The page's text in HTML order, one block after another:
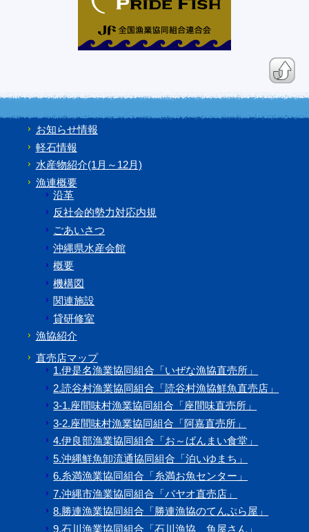
お知らせ情報
軽石情報
水産物紹介(1月～12月)
漁連概要
沿革
反社会的勢力対応内規
ごあいさつ
沖縄県水産会館
概要
機構図
関連施設
貸研修室
漁協紹介
直売店マップ
1.伊是名漁業協同組合「いぜな漁協直売所」
2.読谷村漁業協同組合「読谷村漁協鮮魚直売店」
3-1.座間味村漁業協同組合「座間味直売所」
3-2.座間味村漁業協同組合「阿嘉直売所」
4.伊良部漁業協同組合「お～ばんまい食堂」
5.沖縄鮮魚卸流通協同組合「泊いゆまち」
6.糸満漁業協同組合「糸満お魚センター」
7.沖縄市漁業協同組合「パヤオ直売店」
8.勝連漁業協同組合「勝連漁協のてんぷら屋」
9.石川漁業協同組合「石川漁協 魚屋さん」